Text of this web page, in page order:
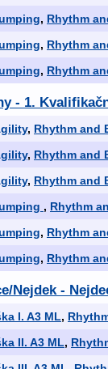
, Rhythm
, Rhythm
, Rhythm
- 1.
, Rhythm and
, Rhythm and
, Rhythm and
, Rhythm
, Rhythm
, Rhythm
Nejdek -
I. A3 ML,
II. A3 ML,